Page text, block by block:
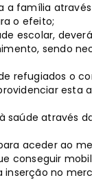
a família
o efeito;
escolar,
sendo
refugiados o
esta
saúde através
aceder ao
conseguir
no